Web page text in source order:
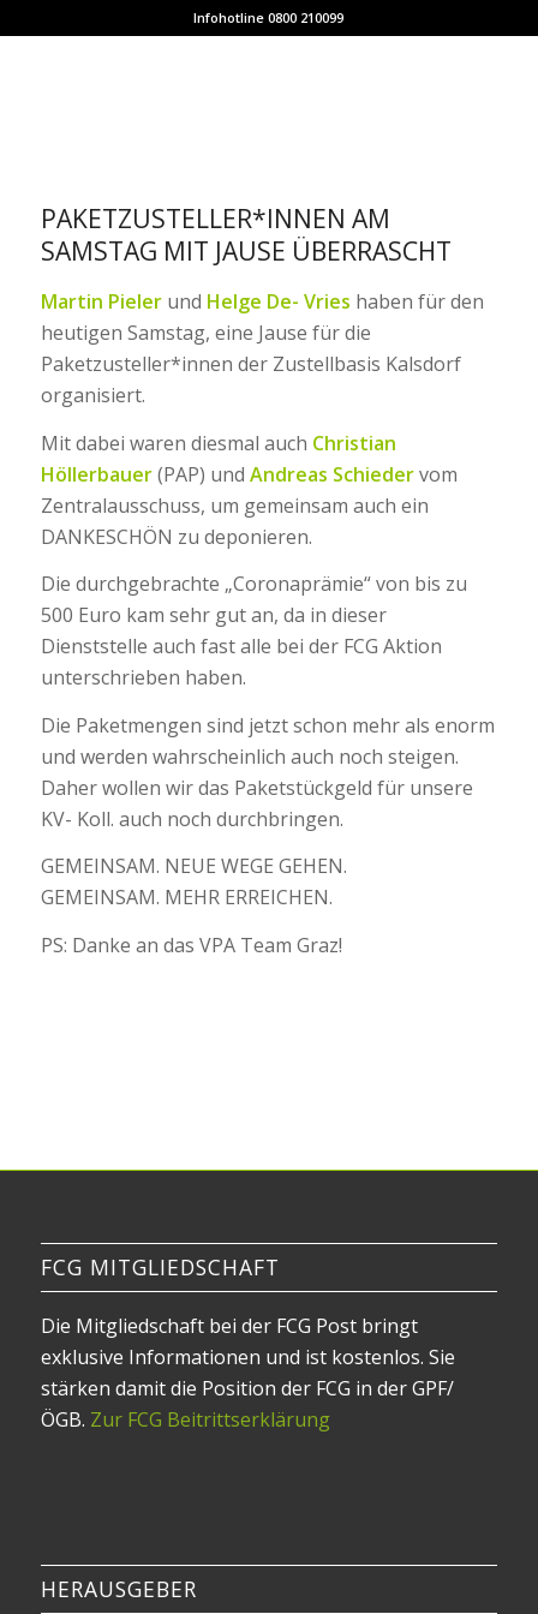
Infohotline 0800 210099
PAKETZUSTELLER*INNEN AM
SAMSTAG MIT JAUSE ÜBERRASCHT
Martin Pielerund Helge De- Vries haben für den
heutigen Samstag, eine Jause für die
Paketzusteller*innen der Zustellbasis Kalsdorf
organisiert.
Mit dabei waren diesmal auch Christian
Höllerbauer(PAP) und Andreas Schiedervom
Zentralausschuss, um gemeinsam auch ein
DANKESCHÖN zu deponieren.
Die durchgebrachte „Coronaprämie“ von bis zu
500 Euro kam sehr gut an, da in dieser
Dienststelle auch fast alle bei der FCG Aktion
unterschrieben haben.
Die Paketmengen sind jetzt schon mehr als enorm
und werden wahrscheinlich auch noch steigen.
Daher wollen wir das Paketstückgeld für unsere
KV- Koll. auch noch durchbringen.
GEMEINSAM. NEUE WEGE GEHEN.
GEMEINSAM. MEHR ERREICHEN.
PS: Danke an das VPA Team Graz!
FCG MITGLIEDSCHAFT
Die Mitgliedschaft bei der FCG Post bringt
exklusive Informationen und ist kostenlos. Sie
stärken damit die Position der FCG in der GPF/
ÖGB. Zur FCG Beitrittserklärung
HERAUSGEBER